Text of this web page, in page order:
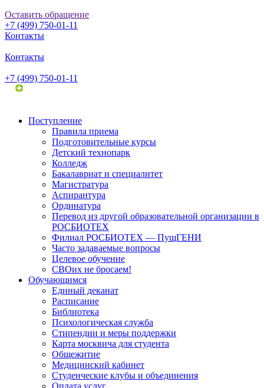
Оставить обращение
+7 (499) 750-01-11
Контакты
Контакты
+7 (499) 750-01-11
Поступление
Правила приема
Подготовительные курсы
Детский технопарк
Колледж
Бакалавриат и специалитет
Магистратура
Аспирантура
Ординатура
Перевод из другой образовательной организации в
РОСБИОТЕХ
Филиал РОСБИОТЕХ — ПущГЕНИ
Часто задаваемые вопросы
Целевое обучение
СВОих не бросаем!
Обучающимся
Единый деканат
Расписание
Библиотека
Психологическая служба
Стипендии и меры поддержки
Карта москвича для студента
Общежитие
Медицинский кабинет
Студенческие клубы и объединения
Оплата услуг